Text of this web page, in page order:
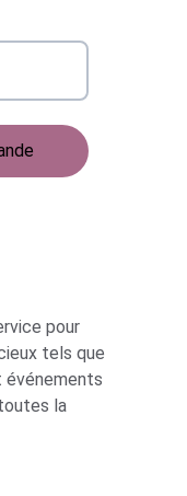
pour
tels que
événements
la